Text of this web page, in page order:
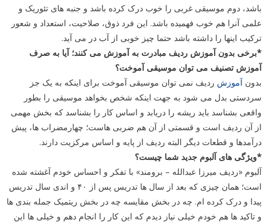
باشد، دوم موسیقی غربی را خوب درک کرده باشد و جنبه های تئوریک و
علمی آنرا هم خوب فهمیده باشد. این فرد ذوق، صلاحیت، استعداد و شعور
ترکیب اینها را داشته باشد حتما چیز خوبی از آب در می آید.
*برخی بدون آموزش ردیف مبادرت به آموزش می کنند؛ آیا به صرف
آموزش تصنیف می توان موسیقی آموخت؟
بدون آموزش ردیف نمی توان موسیقی آموخت برای اینکه به یک جز
سردستی بدل می شود به جهت اینکه شخص بخواهد موسیقی را بطور
واقعی بشناسد باید ریشه را دریابد و اساس کار را بشناسد که بخش مهمی
از آن ردیف است و قسمتی از آن هم ضربی هاست؛ چهارمضراب ها، پیش
درآمدها و قطعات دیگر البته ردیف از پایه و اساس مرکزیت دارند.
*ویژگی های آلبوم جدید شما چیست؟
آلبوم «ردیف میرزا عبدالله – برومند» با تفکر و احساس خودم آغشته شده
است؛ همان چیزی که بعد از سال ها تدریس پس از ۴۰ و اندی سال تدریس
پیدا و درک کرده ام. چه در بخش مقایسه چه در بخش ریتمیک جمله بندی ها
و تاکید ها هم خودم خیلی نیاز دیدم که این کار را انجام دهم و خیلی ها این